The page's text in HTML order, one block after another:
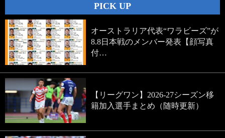
PICK UP
オーストラリア代表“ワラビーズ”が
8.8日本戦のメンバー発表【顔写真
付…
【リーグワン】2026-27シーズン移
籍加入選手まとめ（随時更新）